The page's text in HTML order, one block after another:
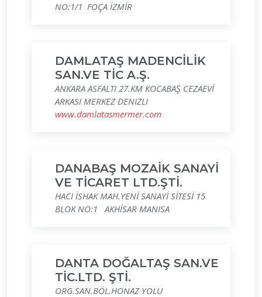
NO:1/1 FOÇA İZMİR
DAMLATAŞ MADENCİLİK
SAN.VE TİC A.Ş.
ANKARA ASFALTI 27.KM KOCABAŞ CEZAEVİ
ARKASI MERKEZ DENIZLI
www.damlatasmermer.com
DANABAŞ MOZAİK SANAYİ
VE TİCARET LTD.ŞTİ.
HACI İSHAK MAH.YENİ SANAYİ SİTESİ 15
BLOK NO:1 AKHİSAR MANISA
DANTA DOĞALTAŞ SAN.VE
TİC.LTD. ŞTİ.
ORG.SAN.BÖL.HONAZ YOLU